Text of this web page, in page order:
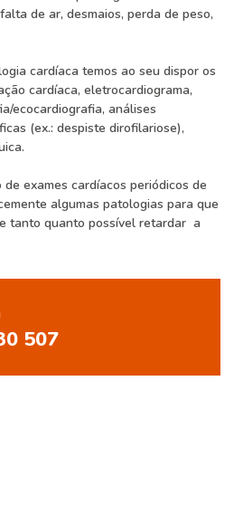
de ar, desmaios, perda de peso,
cardíaca temos ao seu dispor os
cardíaca, eletrocardiograma,
ecocardiografia, análises
(ex.: despiste dirofilariose),
exames cardíacos periódicos de
algumas patologias para que
tanto quanto possível retardar a
507